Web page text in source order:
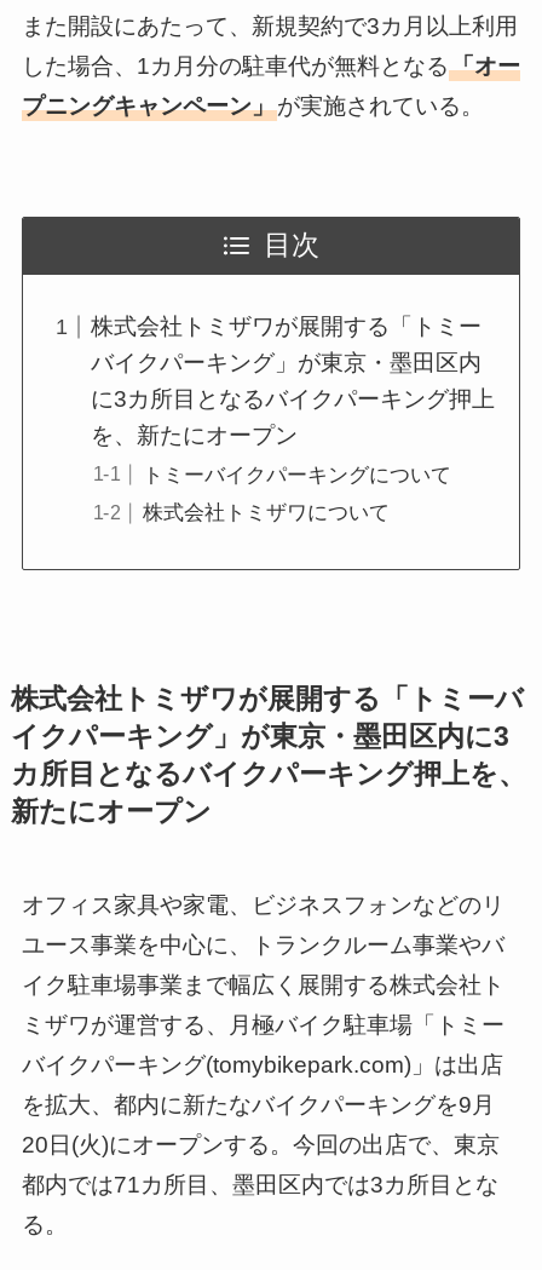
また開設にあたって、新規契約で3カ月以上利用
した場合、1カ月分の駐車代が無料となる「オー
プニングキャンペーン」が実施されている。
目次
株式会社トミザワが展開する「トミー
バイクパーキング」が東京・墨田区内
に3カ所目となるバイクパーキング押上
を、新たにオープン
トミーバイクパーキングについて
株式会社トミザワについて
株式会社トミザワが展開する「トミーバ
イクパーキング」が東京・墨田区内に3
カ所目となるバイクパーキング押上を、
新たにオープン
オフィス家具や家電、ビジネスフォンなどのリ
ユース事業を中心に、トランクルーム事業やバ
イク駐車場事業まで幅広く展開する株式会社ト
ミザワが運営する、月極バイク駐車場「トミー
バイクパーキング(tomybikepark.com)」は出店
を拡大、都内に新たなバイクパーキングを9月
20日(火)にオープンする。今回の出店で、東京
都内では71カ所目、墨田区内では3カ所目とな
る。